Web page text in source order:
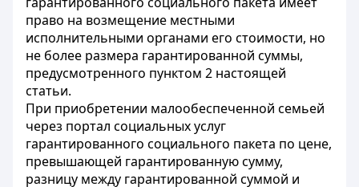
право на возмещение местными
исполнительными органами его стоимости, но
не более размера гарантированной суммы,
предусмотренного пунктом 2 настоящей
статьи.
При приобретении малообеспеченной семьей
через портал социальных услуг
гарантированного социального пакета по цене,
превышающей гарантированную сумму,
разницу между гарантированной суммой и